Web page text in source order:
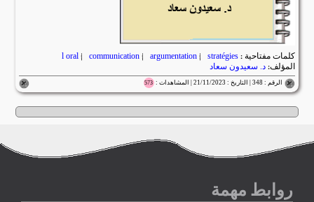
كلمات مفتاحية : l oral | communication | argumentation | stratégies
المؤلف:د. سعيدون سعاد
الرقم : 348 | التاريخ : 21/11/2023 | المشاهدات : 573
روابط مهمة